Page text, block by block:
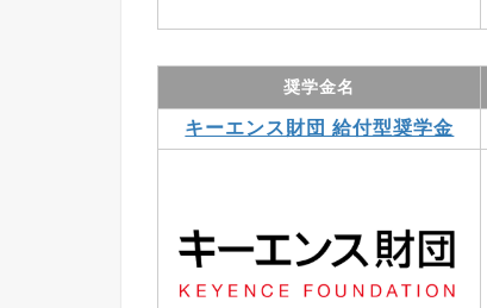
奨学金名
キーエンス財団 給付型奨学金